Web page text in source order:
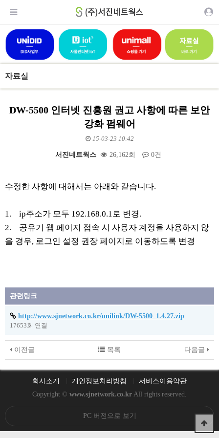
자료실
DW-5500 인터넷 진흥원 권고 사항에 따른 보안
강화 펌웨어
15-03-23 10:42
서진네트웍스 26,162회 0건
수정한 사항에 대해서는 아래와 같습니다.
1. ip주소가 모두 192.168.0.1로 변경.
2. 공유기 웹 페이지 접속 시 사용자 계정을 사용하지 않
을 경우, 로그인 설정 권장 페이지로 이동하도록 변경
관련링크
http://www.sjnetwork.co.kr/unilink/DW-5500_1.4.27.zip
17653회 연결
이전글 다음글
목록
회사소개 개인정보처리방침
서비스이용약관
Copyright © www.sjnetwork.co.kr All rights reserved.
PC 버전으로 보기